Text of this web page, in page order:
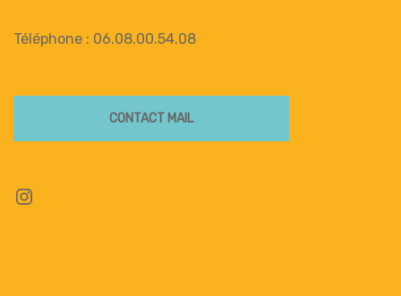
Téléphone : 06.08.00.54.08
CONTACT MAIL
Instagram